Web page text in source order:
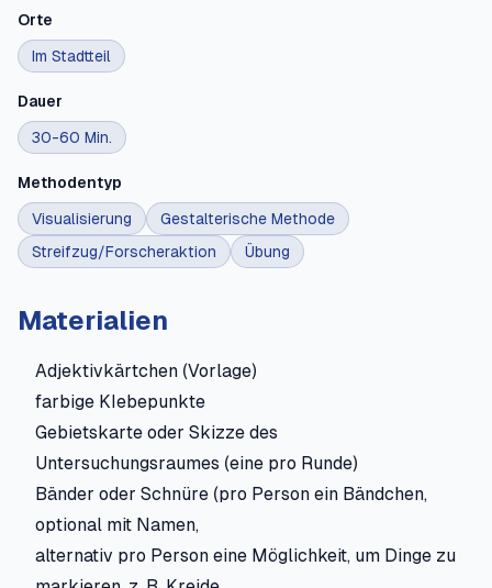
Orte
Im Stadtteil
Dauer
30-60 Min.
Methodentyp
Visualisierung
Gestalterische Methode
Streifzug/Forscheraktion
Übung
Materialien
Adjektivkärtchen (Vorlage)
farbige KIebepunkte
Gebietskarte oder Skizze des
Untersuchungsraumes (eine pro Runde)
Bänder oder Schnüre (pro Person ein Bändchen,
optional mit Namen,
alternativ pro Person eine Möglichkeit, um Dinge zu